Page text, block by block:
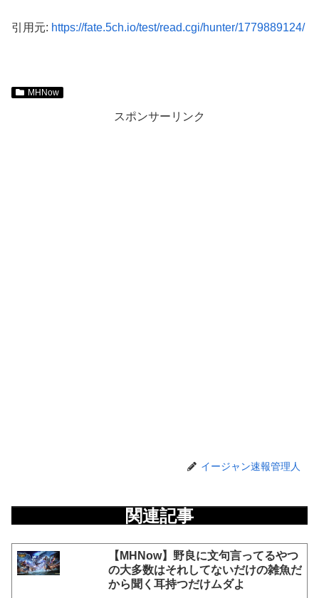
引用元: https://fate.5ch.io/test/read.cgi/hunter/1779889124/
MHNow
スポンサーリンク
イージャン速報管理人
関連記事
【MHNow】野良に文句言ってるやつ
の大多数はそれしてないだけの雑魚だ
から聞く耳持つだけムダよ